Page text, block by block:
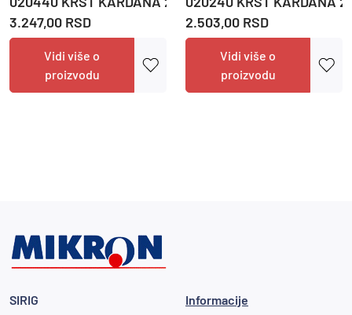
3.247,00 RSD
Vidi više o
proizvodu
2.503,00 RSD
Vidi više o
proizvodu
SIRIG
Informacije